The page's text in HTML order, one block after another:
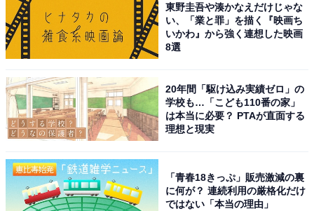
東野圭吾や湊かなえだけじゃな
い、「業と罪」を描く『映画ち
いかわ』から強く連想した映画
8選
20年間「駆け込み実績ゼロ」の
学校も…「こども110番の家」
は本当に必要？ PTAが直面する
理想と現実
「青春18きっぷ」販売激減の裏
に何が？ 連続利用の厳格化だけ
ではない「本当の理由」